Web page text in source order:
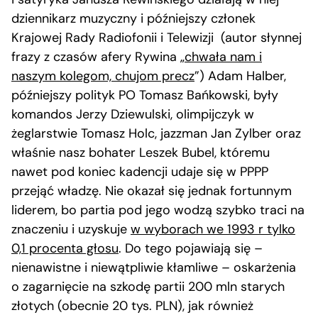
dziennikarz muzyczny i późniejszy członek
Krajowej Rady Radiofonii i Telewizji (autor słynnej
frazy z czasów afery Rywina „chwała nam i
naszym kolegom, chujom precz”) Adam Halber,
późniejszy polityk PO Tomasz Bańkowski, były
komandos Jerzy Dziewulski, olimpijczyk w
żeglarstwie Tomasz Holc, jazzman Jan Zylber oraz
właśnie nasz bohater Leszek Bubel, któremu
nawet pod koniec kadencji udaje się w PPPP
przejąć władzę. Nie okazał się jednak fortunnym
liderem, bo partia pod jego wodzą szybko traci na
znaczeniu i uzyskuje w wyborach we 1993 r tylko
0,1 procenta głosu. Do tego pojawiają się –
nienawistne i niewątpliwie kłamliwe – oskarżenia
o zagarnięcie na szkodę partii 200 mln starych
złotych (obecnie 20 tys. PLN), jak również